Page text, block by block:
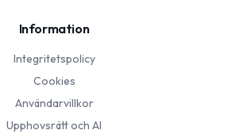
Information
Integritetspolicy
Cookies
Användarvillkor
Upphovsrätt och AI